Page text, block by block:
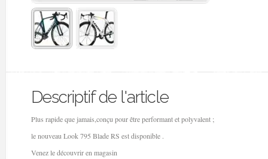
Descriptif de l'article
Plus rapide que jamais,conçu pour être performant et polyvalent ;
le nouveau Look 795 Blade RS est disponible .
Venez le découvrir en magasin